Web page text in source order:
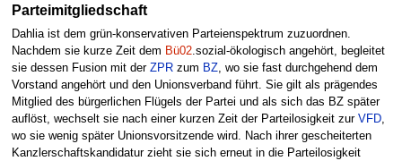
Parteimitgliedschaft
Dahlia ist dem grün-konservativen Parteienspektrum zuzuordnen.
Nachdem sie kurze Zeit dem Bü02.sozial-ökologisch angehört, begleitet
sie dessen Fusion mit der ZPRzum BZ, wo sie fast durchgehend dem
Vorstand angehört und den Unionsverband führt. Sie gilt als prägendes
Mitglied des bürgerlichen Flügels der Partei und als sich das BZ später
auflöst, wechselt sie nach einer kurzen Zeit der Parteilosigkeit zur VFD,
wo sie wenig später Unionsvorsitzende wird. Nach ihrer gescheiterten
Kanzlerschaftskandidatur zieht sie sich erneut in die Parteilosigkeit